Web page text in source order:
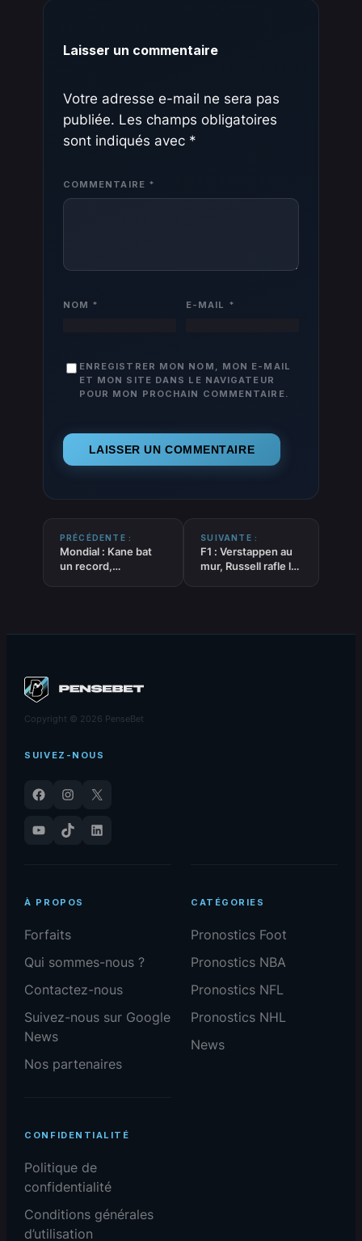
Laisser un commentaire
Votre adresse e-mail ne sera pas
publiée. Les champs obligatoires
sont indiqués avec *
COMMENTAIRE *
NOM * E-MAIL *
ENREGISTRER MON NOM, MON E-MAIL
ET MON SITE DANS LE NAVIGATEUR
POUR MON PROCHAIN COMMENTAIRE.
PRÉCÉDENTE :
Mondial : Kane bat
un record,
SUIVANTE :
F1 : Verstappen au
mur, Russell rafle la
Copyright © 2026 PenseBet
SUIVEZ-NOUS
Facebook Instagram
X
YouTube
TikTok LinkedIn
À PROPOS
Forfaits
Qui sommes-nous ?
Contactez-nous
Suivez-nous sur Google
News
Nos partenaires
CATÉGORIES
Pronostics Foot
Pronostics NBA
Pronostics NFL
Pronostics NHL
News
CONFIDENTIALITÉ
Politique de
confidentialité
Conditions générales
d’utilisation